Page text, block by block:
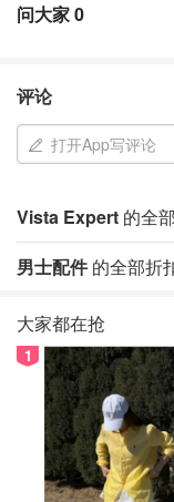
问大家0
评论
打开App写评论
Vista Expert 的全
男士配件的全部折
大家都在抢
1